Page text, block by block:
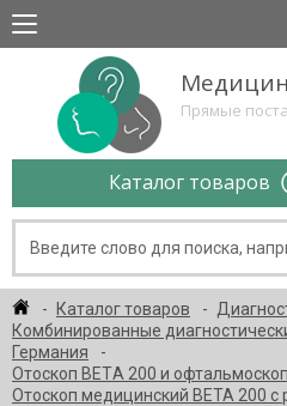
Прямые
Каталог товаров
Каталог товаров
Комбинированные
Германия
Отоскоп ВЕТA 200 и
Отоскоп медицинский BETA 200